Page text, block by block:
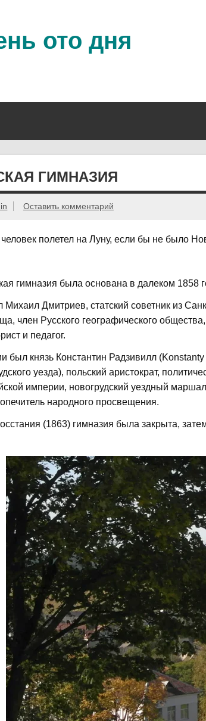
ото дня
ГИМНАЗИЯ
Оставить комментарий
человек полетел на Луну, если бы не было
гимназия была основана в далеком 1858
Дмитриев, статский советник из
член Русского географического
и педагог.
был князь Константин Радзивилл
уезда), польский аристократ,
империи, новогрудский уездный
народного просвещения.
(1863) гимназия была закрыта,